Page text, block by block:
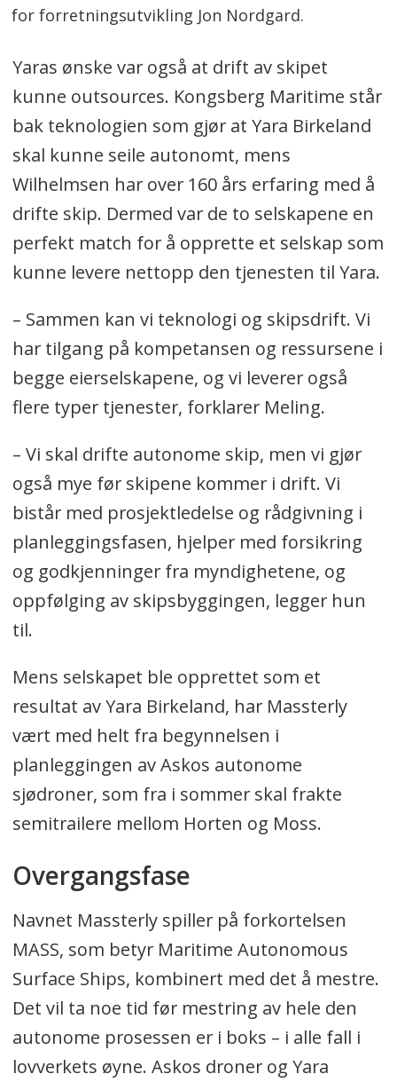
for forretningsutvikling Jon Nordgard.
Yaras ønske var også at drift av skipet
kunne outsources. Kongsberg Maritime står
bak teknologien som gjør at Yara Birkeland
skal kunne seile autonomt, mens
Wilhelmsen har over 160 års erfaring med å
drifte skip. Dermed var de to selskapene en
perfekt match for å opprette et selskap som
kunne levere nettopp den tjenesten til Yara.
– Sammen kan vi teknologi og skipsdrift. Vi
har tilgang på kompetansen og ressursene i
begge eierselskapene, og vi leverer også
flere typer tjenester, forklarer Meling.
– Vi skal drifte autonome skip, men vi gjør
også mye før skipene kommer i drift. Vi
bistår med prosjektledelse og rådgivning i
planleggingsfasen, hjelper med forsikring
og godkjenninger fra myndighetene, og
oppfølging av skipsbyggingen, legger hun
til.
Mens selskapet ble opprettet som et
resultat av Yara Birkeland, har Massterly
vært med helt fra begynnelsen i
planleggingen av Askos autonome
sjødroner, som fra i sommer skal frakte
semitrailere mellom Horten og Moss.
Overgangsfase
Navnet Massterly spiller på forkortelsen
MASS, som betyr Maritime Autonomous
Surface Ships, kombinert med det å mestre.
Det vil ta noe tid før mestring av hele den
autonome prosessen er i boks – i alle fall i
lovverkets øyne. Askos droner og Yara